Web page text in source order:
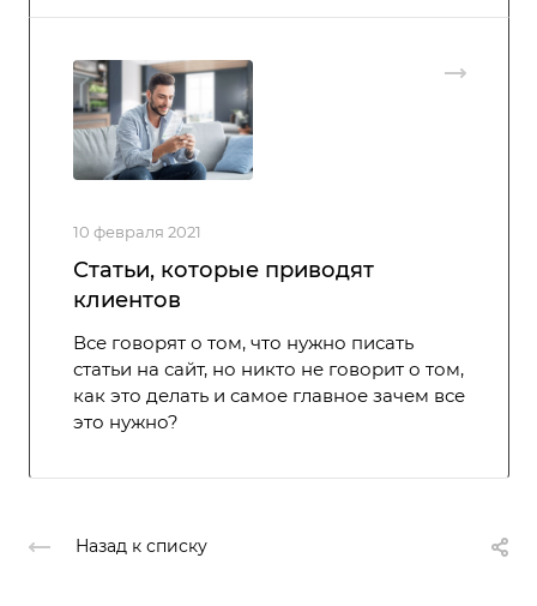
10 февраля 2021
Статьи, которые приводят
клиентов
Все говорят о том, что нужно писать
статьи на сайт, но никто не говорит о том,
как это делать и самое главное зачем все
это нужно?
Назад к списку